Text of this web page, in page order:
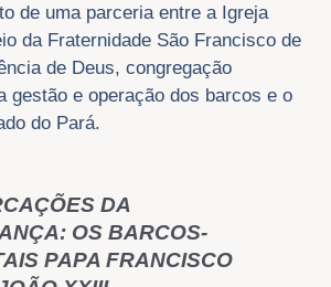
de uma parceria entre a Igreja
da Fraternidade São Francisco de
de Deus, congregação
gestão e operação dos barcos e o
do Pará.
DA
OS BARCOS-
PAPA FRANCISCO